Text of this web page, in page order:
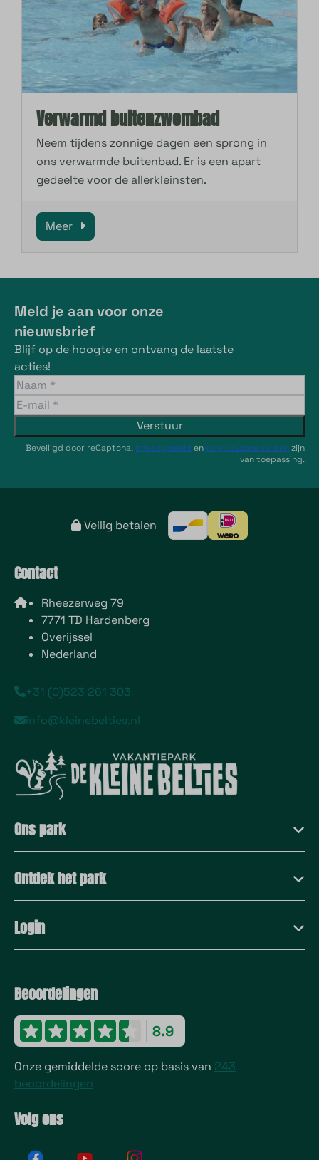
Verwarmd buitenzwembad
Neem tijdens zonnige dagen een sprong in
ons verwarmde buitenbad. Er is een apart
gedeelte voor de allerkleinsten.
Meer
Meld je aan voor onze
nieuwsbrief
Blijf op de hoogte en ontvang de laatste
acties!
Verstuur
Beveiligd door reCaptcha, privacybeleid en servicevoorwaardenzijn
van toepassing.
Veilig betalen
Contact
Rheezerweg 79
7771 TD Hardenberg
Overijssel
Nederland
+31 (0)523 261 303
info@kleinebelties.nl
Ons park
Ontdek het park
Login
Beoordelingen
8.9
Onze gemiddelde score op basis van 243
beoordelingen
Volg ons